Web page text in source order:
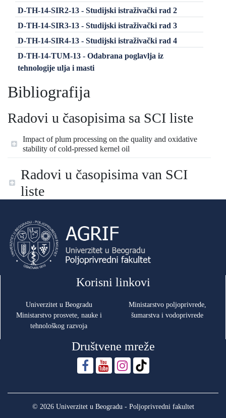
D-TH-14-SIR2-13 - Studijski istraživački rad 2
D-TH-14-SIR3-13 - Studijski istraživački rad 3
D-TH-14-SIR4-13 - Studijski istraživački rad 4
D-TH-14-TUM-13 - Odabrana poglavlja iz
tehnologije ulja i masti
Bibliografija
Radovi u časopisima sa SCI liste
Impact of plum processing on the quality and oxidative
stability of cold-pressed kernel oil
Radovi u časopisima van SCI
liste
Korisni linkovi
Univerzitet u Beogradu
Ministarstvo prosvete, nauke i
tehnološkog razvoja
Ministarstvo poljoprivrede,
šumarstva i vodoprivrede
Društvene mreže
© 2026 Univerzitet u Beogradu - Poljoprivredni fakultet